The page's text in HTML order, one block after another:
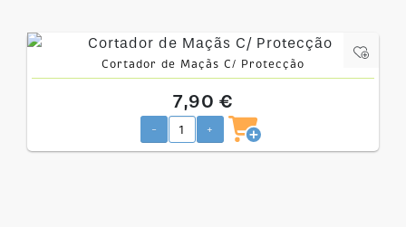
Cortador de Maçãs C/ Protecção
7,90 €
- +